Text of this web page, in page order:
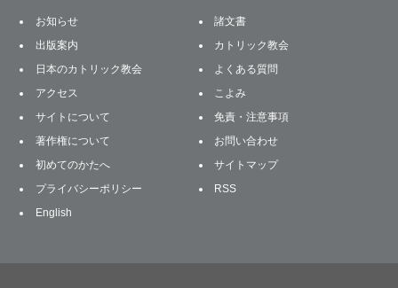
お知らせ
諸文書
出版案内
カトリック教会
日本のカトリック教会
よくある質問
アクセス
こよみ
サイトについて
免責・注意事項
著作権について
お問い合わせ
初めてのかたへ
サイトマップ
プライバシーポリシー
RSS
English